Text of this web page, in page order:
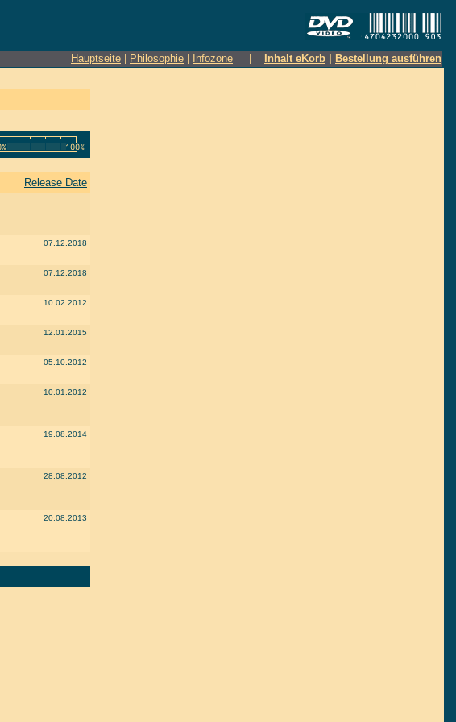
Hauptseite Philosophie Infozone Inhalt eKorb Bestellung ausführen
Release Date
07.12.2018
07.12.2018
10.02.2012
12.01.2015
05.10.2012
10.01.2012
19.08.2014
28.08.2012
20.08.2013